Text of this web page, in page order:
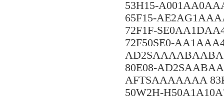
53H15-
65F15-
72F1F-
72F50SE0-
80E08-
AFTSAAAAAAA
50W2H-